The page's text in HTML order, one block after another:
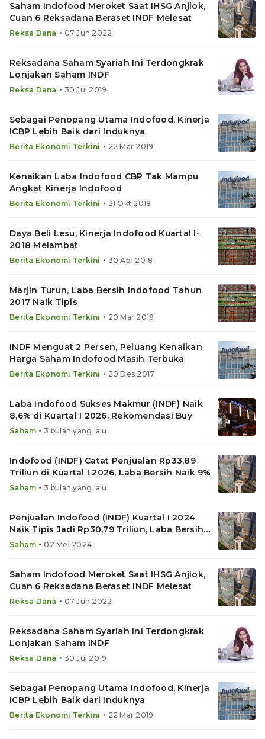
Saham Indofood Meroket Saat IHSG Anjlok,
Cuan 6 Reksadana Beraset INDF Melesat
Reksa Dana • 07 Jun 2022
Reksadana Saham Syariah Ini Terdongkrak
Lonjakan Saham INDF
Reksa Dana • 30 Jul 2019
Sebagai Penopang Utama Indofood, Kinerja
ICBP Lebih Baik dari Induknya
Berita Ekonomi Terkini • 22 Mar 2019
Kenaikan Laba Indofood CBP Tak Mampu
Angkat Kinerja Indofood
Berita Ekonomi Terkini • 31 Okt 2018
Daya Beli Lesu, Kinerja Indofood Kuartal I-
2018 Melambat
Berita Ekonomi Terkini • 30 Apr 2018
Marjin Turun, Laba Bersih Indofood Tahun
2017 Naik Tipis
Berita Ekonomi Terkini • 20 Mar 2018
INDF Menguat 2 Persen, Peluang Kenaikan
Harga Saham Indofood Masih Terbuka
Berita Ekonomi Terkini • 20 Des 2017
Laba Indofood Sukses Makmur (INDF) Naik
8,6% di Kuartal I 2026, Rekomendasi Buy
Saham • 3 bulan yang lalu
Indofood (INDF) Catat Penjualan Rp33,89
Triliun di Kuartal I 2026, Laba Bersih Naik 9%
Saham • 3 bulan yang lalu
Penjualan Indofood (INDF) Kuartal I 2024
Naik Tipis Jadi Rp30,79 Triliun, Laba Bersih
Turun
Saham • 02 Mei 2024
Saham Indofood Meroket Saat IHSG Anjlok,
Cuan 6 Reksadana Beraset INDF Melesat
Reksa Dana • 07 Jun 2022
Reksadana Saham Syariah Ini Terdongkrak
Lonjakan Saham INDF
Reksa Dana • 30 Jul 2019
Sebagai Penopang Utama Indofood, Kinerja
ICBP Lebih Baik dari Induknya
Berita Ekonomi Terkini • 22 Mar 2019